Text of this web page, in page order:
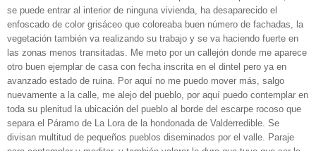
se puede entrar al interior de ninguna vivienda, ha desaparecido el
enfoscado de color grisáceo que coloreaba buen número de fachadas, la
vegetación también va realizando su trabajo y se va haciendo fuerte en
las zonas menos transitadas. Me meto por un callejón donde me aparece
otro buen ejemplar de casa con fecha inscrita en el dintel pero ya en
avanzado estado de ruina. Por aquí no me puedo mover más, salgo
nuevamente a la calle, me alejo del pueblo, por aquí puedo contemplar en
toda su plenitud la ubicación del pueblo al borde del escarpe rocoso que
separa el Páramo de La Lora de la hondonada de Valderredible. Se
divisan multitud de pequeños pueblos diseminados por el valle. Paraje